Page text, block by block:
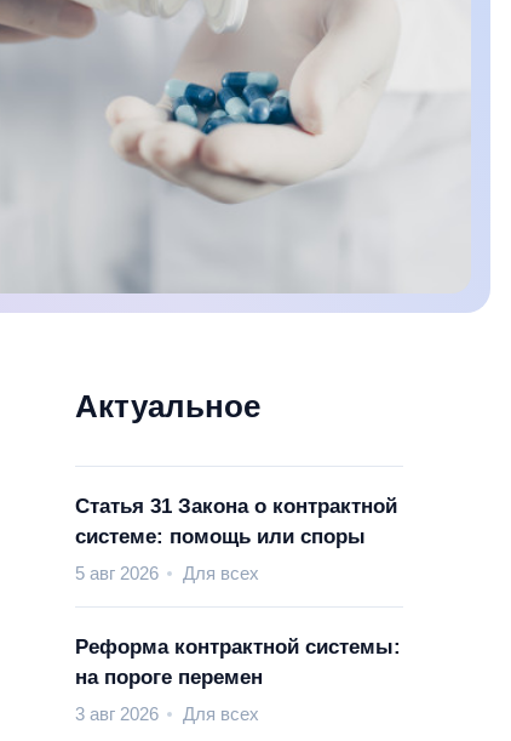
Актуальное
Статья 31 Закона о контрактной
системе: помощь или споры
5 авг 2026 Для всех
Реформа контрактной системы:
на пороге перемен
3 авг 2026 Для всех